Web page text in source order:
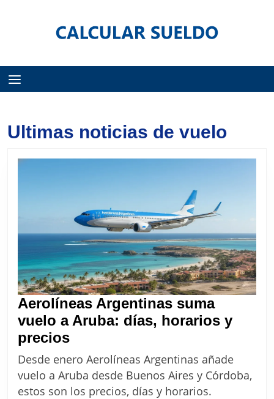
Ultimas noticias de vuelo
Aerolíneas Argentinas suma
vuelo a Aruba: días, horarios y
preciosAerolíneas
Argentinas
suma
vuelo
Desde enero Aerolíneas Argentinas añade
vuelo a Aruba desde Buenos Aires y Córdoba,
estos son los precios, días y horarios.